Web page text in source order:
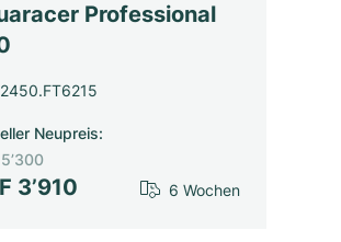
Professional
3’910
Neupreis:
6 Wochen